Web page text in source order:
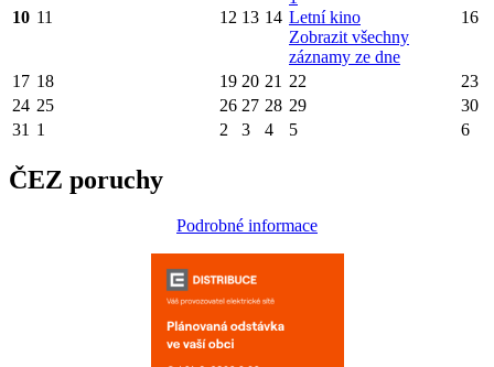
10 11 12 13 14 Letní kino
Zobrazit všechny
záznamy ze dne
16
17 18 19 20 21 22
23
24 25 26 27 28 29
30
31 1 2 3 4 5 6
ČEZ poruchy
Podrobné informace